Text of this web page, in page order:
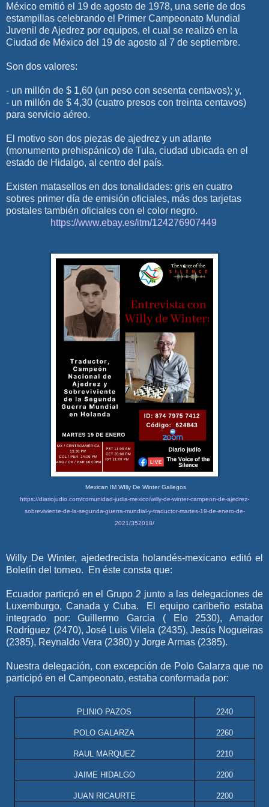
México emitió el 19 de agosto de 1978, una serie de dos
estampillas celebrando el Primer Campeonato Mundial
Juvenil de Ajedrez por equipos, el cual se realizó en la
Ciudad de México del 19 de agosto al 7 de septiembre.
Son dos valores:
- un millón de $ 1,60 (un peso con sesenta centavos); y,
- un millón de $ 4,30 (cuatro presos con treinta centavos)
para servicio aéreo.
El motivo son dos piezas de ajedrez y un atlante
(monumento prehispánico) de Tula, ciudad ubicada en el
estado de Hidalgo, al centro del país.
Existen matasellos en dos tonalidades: gris en cuatro
sobres primer día de emisión oficiales, más dos tarjetas
postales también oficiales con el color negro.
https://www.ebay.es/itm/124276907449
Mexican IM WIlly De Winter Gallegos
https://diariojudio.com/comunidad-judia-mexico/willy-de-winter-campeon-de-ajedrez-
sobreviviente-de-la-segunda-guerra-mundial-y-traductor-martes-19-de-enero-de-
2021/352018/
Willy De Winter, ajededrecista holandés-mexicano editó el
Boletín del torneo. En éste consta que:
Ecuador particpó en el Grupo 2 junto a las delegaciones de
Luxemburgo, Canada y Cuba. El equipo caribeño estaba
integrado por: Guillermo Garcia ( Elo 2530), Amador
Rodríguez (2470), José Luis Vilela (2435), Jesús Nogueiras
(2385), Reynaldo Vera (2380) y Jorge Armas (2385).
Nuestra delegación, con excepción de Polo Galarza que no
participó en el Campeonato, estaba conformada por:
PLINIO PAZOS 2240
POLO GALARZA 2260
RAUL MARQUEZ 2210
JAIME HIDALGO 2200
JUAN RICAURTE 2200